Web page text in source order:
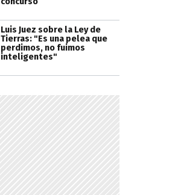
Luis Juez sobre la Ley de
Tierras: "Es una pelea que
perdimos, no fuimos
inteligentes"